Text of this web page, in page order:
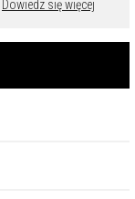
Dowiedz się więcej